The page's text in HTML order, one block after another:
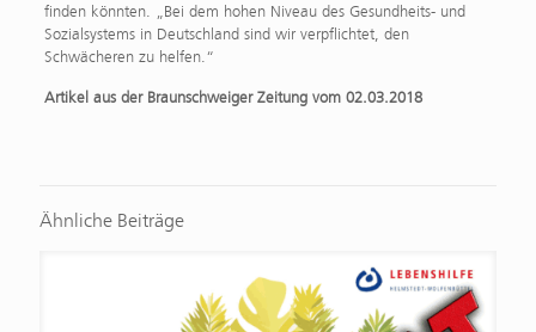
finden könnten. „Bei dem hohen Niveau des Gesundheits- und
Sozialsystems in Deutschland sind wir verpflichtet, den
Schwächeren zu helfen.“
Artikel aus der Braunschweiger Zeitung vom 02.03.2018
Ähnliche Beiträge